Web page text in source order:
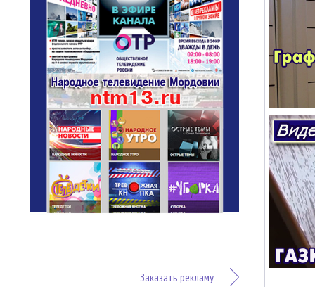
Заказать рекламу